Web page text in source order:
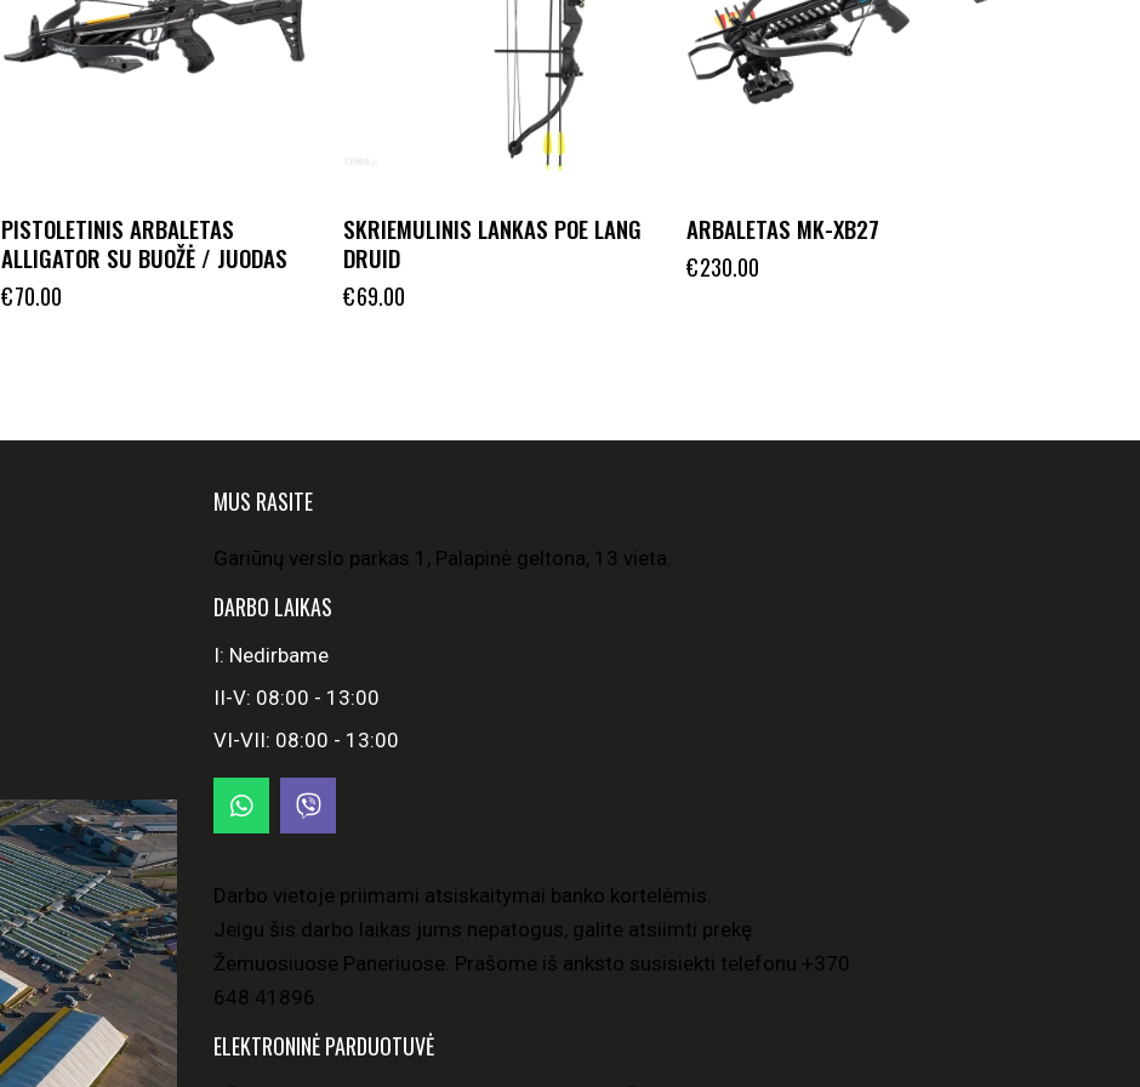
PISTOLETINIS ARBALETAS
ALLIGATOR SU BUOŽĖ / JUODAS
€70.00
SKRIEMULINIS LANKAS POE LANG
DRUID
€69.00
ARBALETAS MK-XB27
€230.00
MUS RASITE
Gariūnų verslo parkas 1, Palapinė geltona, 13 vieta.
DARBO LAIKAS
I: Nedirbame
II-V: 08:00 - 13:00
VI-VII: 08:00 - 13:00
Darbo vietoje priimami atsiskaitymai banko kortelėmis.
Jeigu šis darbo laikas jums nepatogus, galite atsiimti prekę
Žemuosiuose Paneriuose. Prašome iš anksto susisiekti telefonu +370
648 41896
ELEKTRONINĖ PARDUOTUVĖ